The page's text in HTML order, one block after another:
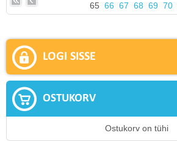
65 66 67 68 69 70
LOGI SISSE
OSTUKORV
Ostukorv on tühi